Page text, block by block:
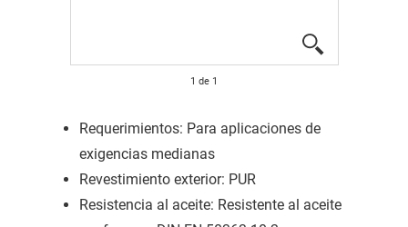
1 de 1
Requerimientos: Para aplicaciones de
exigencias medianas
Revestimiento exterior: PUR
Resistencia al aceite: Resistente al aceite